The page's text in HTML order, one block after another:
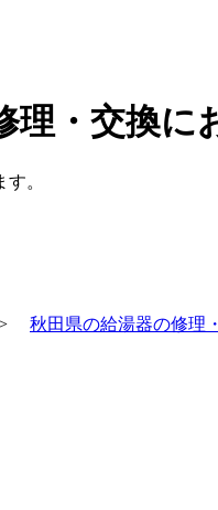
理・交換に
。
秋田県の給湯器の修理